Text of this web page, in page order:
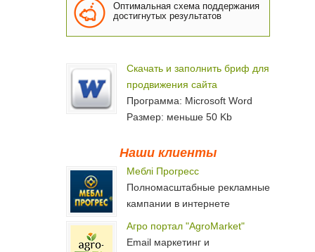
Оптимальная схема поддержания
достигнутых результатов
Скачать и заполнить бриф для
продвижения сайта
Программа: Microsoft Word
Размер: меньше 50 Kb
Наши клиенты
Меблі Прогресс
Полномасштабные рекламные
кампании в интернете
Агро портал "AgroMarket"
Email маркетинг и